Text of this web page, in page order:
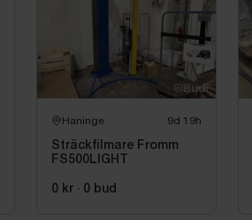
Haninge 9d 19h
Sträckfilmare Fromm
FS500LIGHT
0 kr · 0 bud